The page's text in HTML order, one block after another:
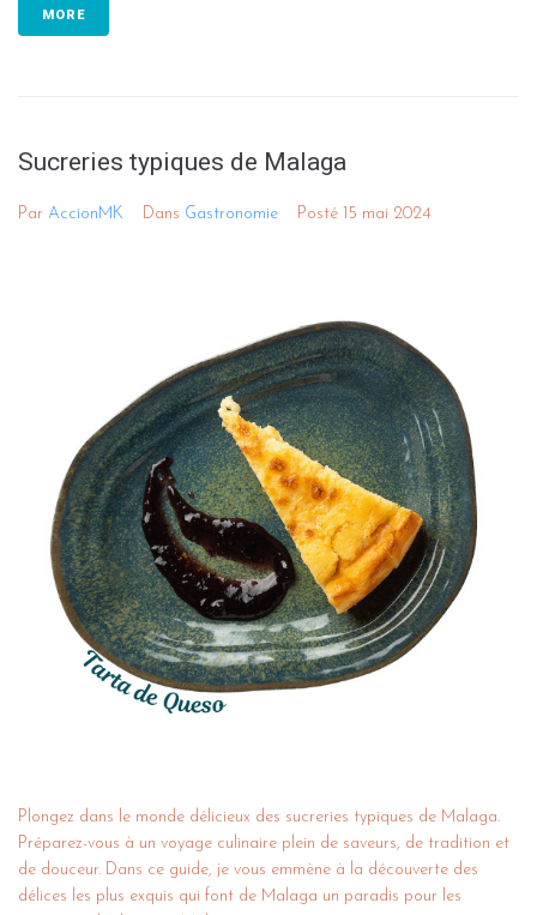
MORE
Sucreries typiques de Malaga
Par AccionMK Dans Gastronomie Posté 15 mai 2024
Plongez dans le monde délicieux des sucreries typiques de Malaga.
Préparez-vous à un voyage culinaire plein de saveurs, de tradition et
de douceur. Dans ce guide, je vous emmène à la découverte des
délices les plus exquis qui font de Malaga un paradis pour les